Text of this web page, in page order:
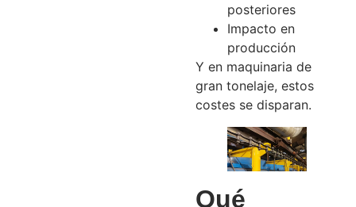
posteriores
Impacto en
producción
Y en maquinaria de
gran tonelaje, estos
costes se disparan.
Qué